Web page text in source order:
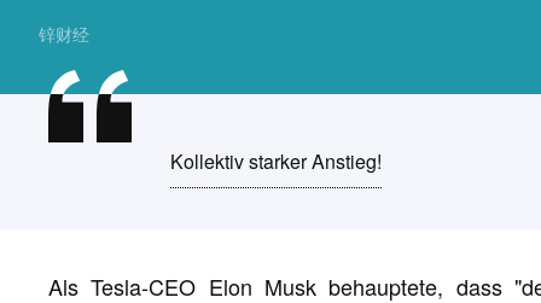
锌财经
Kollektiv starker Anstieg!
Als Tesla-CEO Elon Musk behauptete, dass